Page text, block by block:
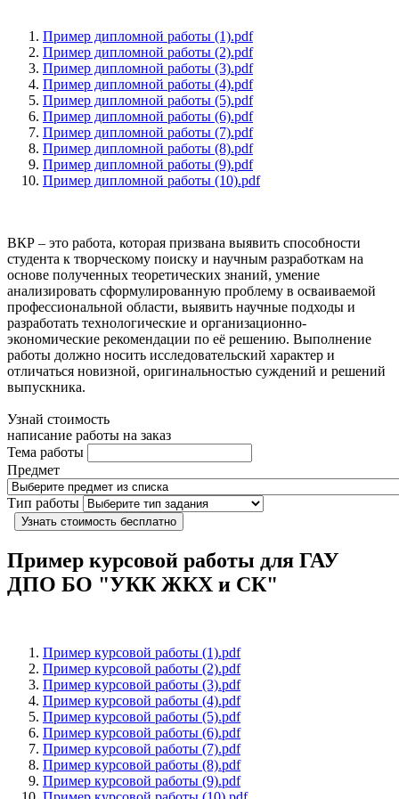
Пример дипломной работы (1).pdf
Пример дипломной работы (2).pdf
Пример дипломной работы (3).pdf
Пример дипломной работы (4).pdf
Пример дипломной работы (5).pdf
Пример дипломной работы (6).pdf
Пример дипломной работы (7).pdf
Пример дипломной работы (8).pdf
Пример дипломной работы (9).pdf
Пример дипломной работы (10).pdf
ВКР – это работа, которая призвана выявить способности
студента к творческому поиску и научным разработкам на
основе полученных теоретических знаний, умение
анализировать сформулированную проблему в осваиваемой
профессиональной области, выявить научные подходы и
разработать технологические и организационно-
экономические рекомендации по её решению. Выполнение
работы должно носить исследовательский характер и
отличаться новизной, оригинальностью суждений и решений
выпускника.
Узнай стоимость
написание работы на заказ
Тема работы
Предмет
Тип работы
Узнать стоимость бесплатно
Пример курсовой работы для ГАУ
ДПО БО "УКК ЖКХ и СК"
Пример курсовой работы (1).pdf
Пример курсовой работы (2).pdf
Пример курсовой работы (3).pdf
Пример курсовой работы (4).pdf
Пример курсовой работы (5).pdf
Пример курсовой работы (6).pdf
Пример курсовой работы (7).pdf
Пример курсовой работы (8).pdf
Пример курсовой работы (9).pdf